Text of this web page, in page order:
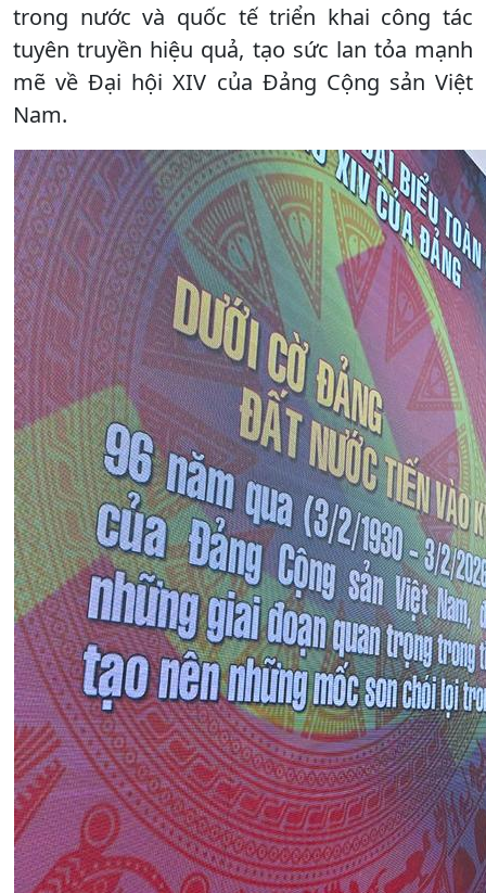
trong nước và quốc tế triển khai công tác
tuyên truyền hiệu quả, tạo sức lan tỏa mạnh
mẽ về Đại hội XIV của Đảng Cộng sản Việt
Nam.